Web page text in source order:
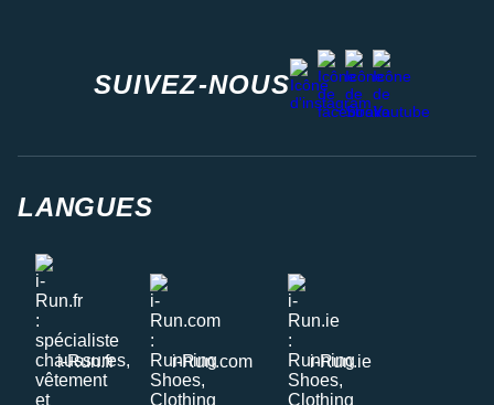
SUIVEZ-NOUS
instagram
facebook
stravayoutube
LANGUES
i-Run.fr i-Run.com i-Run.ie